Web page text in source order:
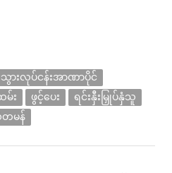
သွားလုပ်ငန်းအာဏာပိုင်
မ်း ဖွင့်ပေး
ရင်းနှီးမြှုပ်နှံသူ
မန်